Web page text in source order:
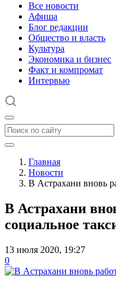
Все новости
Афиша
Блог редакции
Общество и власть
Культура
Экономика и бизнес
Факт и компромат
Интервью
Главная
Новости
В Астрахани вновь
В Астрахани
социальное
13 июля 2020, 19:27
0